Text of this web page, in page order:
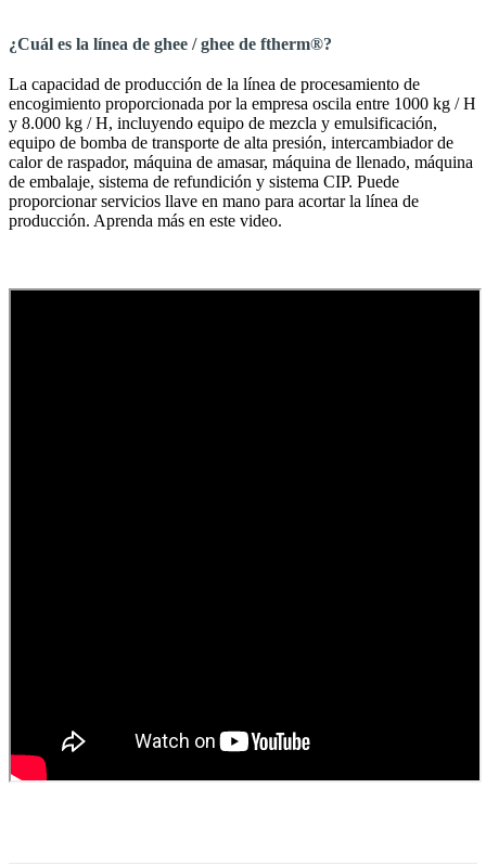
¿Cuál es la línea de ghee / ghee de ftherm®?
La capacidad de producción de la línea de procesamiento de
encogimiento proporcionada por la empresa oscila entre 1000 kg / H
y 8.000 kg / H, incluyendo equipo de mezcla y emulsificación,
equipo de bomba de transporte de alta presión, intercambiador de
calor de raspador, máquina de amasar, máquina de llenado, máquina
de embalaje, sistema de refundición y sistema CIP. Puede
proporcionar servicios llave en mano para acortar la línea de
producción. Aprenda más en este video.